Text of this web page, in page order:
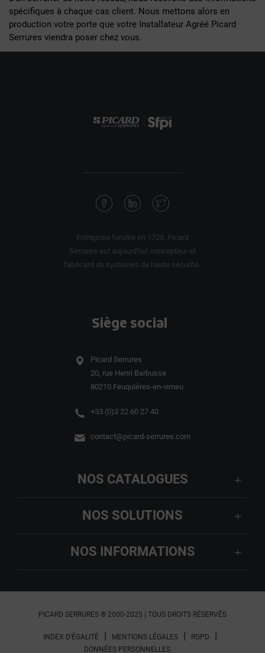
spécifiques à chaque cas client. Nous mettons alors en
production votre porte que votre Installateur Agréé Picard
Serrures viendra poser chez vous.
Siège social
Picard Serrures
20, rue Henri Barbusse
80210 Feuquières-en-vimeu
+33 (0)3 22 60 27 40
contact@picard-serrures.com
NOS CATALOGUES
Entreprise fondée en 1720, Picard
Serrures est aujourd'hui concepteur et
fabricant de systèmes de haute sécurité.
NOS SOLUTIONS
NOS INFORMATIONS
PICARD SERRURES ® 2000-2025 | TOUS DROITS RÉSERVÉS
INDEX D'ÉGALITÉ MENTIONS LÉGALES
RGPD
DONNÉES PERSONNELLES